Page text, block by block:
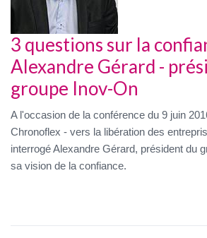
3 questions sur la
Alexandre Gérard -
groupe Inov-On
A l'occasion de la conférence du 9 juin
Chronoflex - vers la libération des
interrogé Alexandre Gérard, président du
sa vision de la confiance.